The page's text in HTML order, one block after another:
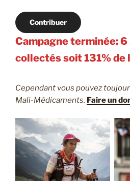
Contribuer
Campagne terminée:
collectés soit 131% de
Cependant vous pouvez
Mali-Médicaments. Faire un